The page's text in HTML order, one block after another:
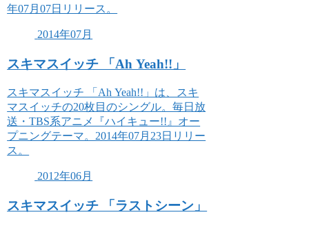
年07月07日リリース。
2014年07月
スキマスイッチ 「Ah Yeah!!」
スキマスイッチ 「Ah Yeah!!」は、スキ
マスイッチの20枚目のシングル。毎日放
送・TBS系アニメ『ハイキュー!!』オー
プニングテーマ。2014年07月23日リリー
ス。
2012年06月
スキマスイッチ 「ラストシーン」